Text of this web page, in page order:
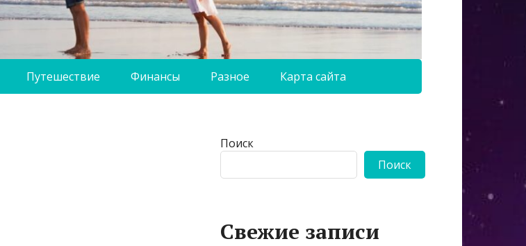
Путешествие Финансы Разное Карта сайта
Поиск
Поиск
Свежие записи